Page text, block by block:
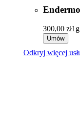
300,00 zł1g
Umów
Odkryj więcej